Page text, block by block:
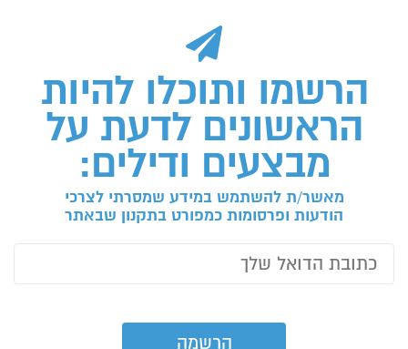
הרשמו ותוכלו להיות
הראשונים לדעת על
מבצעים ודילים:
מאשר/ת להשתמש במידע שמסרתי לצרכי
הודעות ופרסומות כמפורט בתקנון שבאתר